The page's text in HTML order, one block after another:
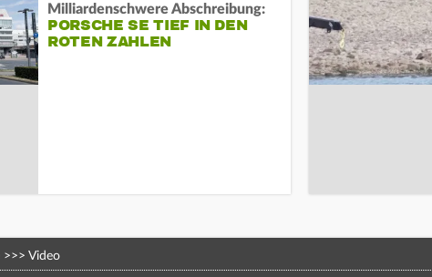
Milliardenschwere Abschreibung:
PORSCHE SE TIEF IN DEN
ROTEN ZAHLEN
>>> Video